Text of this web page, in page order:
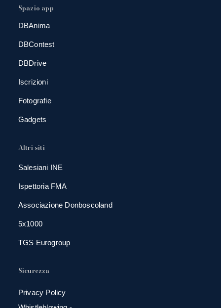
Spazio app
DBAnima
DBContest
DBDrive
Iscrizioni
Fotografie
Gadgets
Altri siti
Salesiani INE
Ispettoria FMA
Associazione Donboscoland
5x1000
TGS Eurogroup
Sicurezza
Privacy Policy